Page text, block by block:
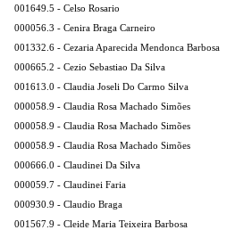
001649.5 - Celso Rosario
000056.3 - Cenira Braga Carneiro
001332.6 - Cezaria Aparecida Mendonca Barbosa
000665.2 - Cezio Sebastiao Da Silva
001613.0 - Claudia Joseli Do Carmo Silva
000058.9 - Claudia Rosa Machado Simões
000058.9 - Claudia Rosa Machado Simões
000058.9 - Claudia Rosa Machado Simões
000666.0 - Claudinei Da Silva
000059.7 - Claudinei Faria
000930.9 - Claudio Braga
001567.9 - Cleide Maria Teixeira Barbosa